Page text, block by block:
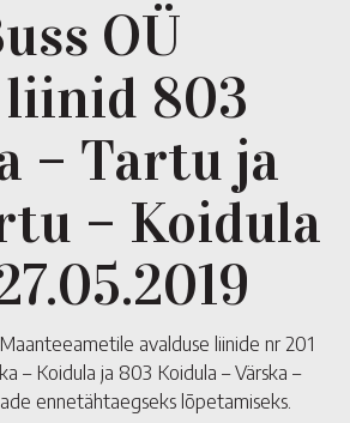
OÜ
liinid 803
– Tartu ja
– Koidula
avalduse liinide nr 201
– Koidula ja 803 Koidula – Värska –
ennetähtaegseks lõpetamiseks.